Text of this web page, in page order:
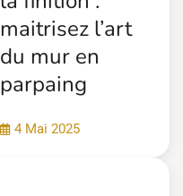
maitrisez l’art
du mur en
parpaing
4 Mai 2025